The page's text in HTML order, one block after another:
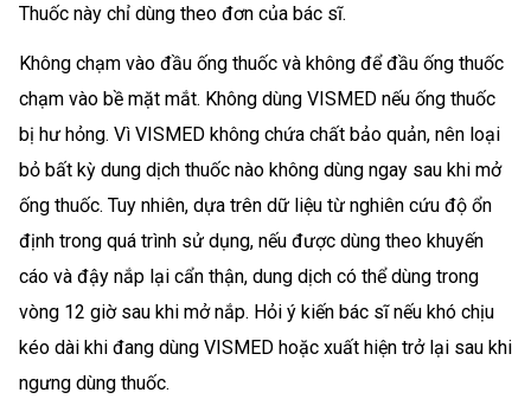
Thuốc này chỉ dùng theo đơn của bác sĩ.
Không chạm vào đầu ống thuốc và không để đầu ống thuốc
chạm vào bề mặt mắt. Không dùng VISMED nếu ống thuốc
bị hư hỏng. Vì VISMED không chứa chất bảo quản, nên loại
bỏ bất kỳ dung dịch thuốc nào không dùng ngay sau khi mở
ống thuốc. Tuy nhiên, dựa trên dữ liệu từ nghiên cứu độ ổn
định trong quá trình sử dụng, nếu được dùng theo khuyến
cáo và đậy nắp lại cẩn thận, dung dịch có thể dùng trong
vòng 12 giờ sau khi mở nắp. Hỏi ý kiến bác sĩ nếu khó chịu
kéo dài khi đang dùng VISMED hoặc xuất hiện trở lại sau khi
ngưng dùng thuốc.